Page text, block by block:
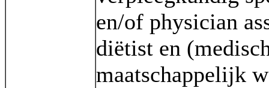
en/of physician
diëtist en
maatschappelijk